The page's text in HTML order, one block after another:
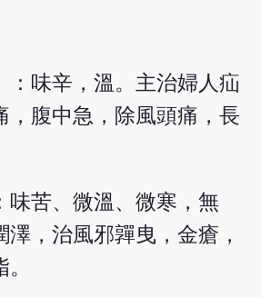
：味辛，溫。主治婦人疝
，腹中急，除風頭痛，長
味苦、微溫、微寒，無
，治風邪嚲曳，金瘡，